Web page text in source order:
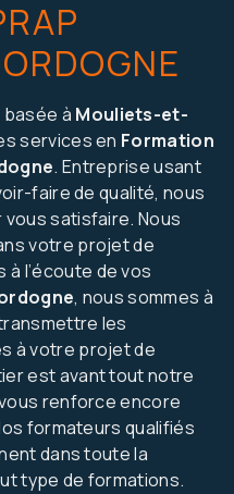
basée à Mouliets-et-
services en Formation
. Entreprise usant
faire de qualité, nous
satisfaire. Nous
votre projet de
à l’écoute de vos
, nous sommes à
les
à votre projet de
est avant tout notre
renforce encore
formateurs qualifiés
dans toute la
type de formations.